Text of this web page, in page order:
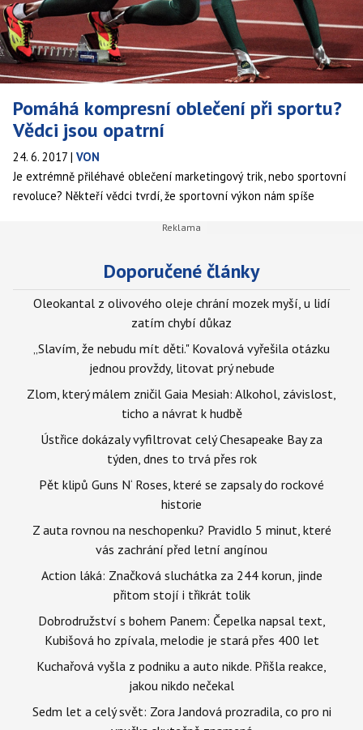
Pomáhá kompresní oblečení při sportu?
Vědci jsou opatrní
24. 6. 2017 | VON
Je extrémně přiléhavé oblečení marketingový trik, nebo sportovní
revoluce? Někteří vědci tvrdí, že sportovní výkon nám spíše
regeneraci ale tyto technologie vliv údajně mají, píše britský deník
Doporučené články
Oleokantal z olivového oleje chrání mozek myší, u lidí
zatím chybí důkaz
„Slavím, že nebudu mít děti." Kovalová vyřešila otázku
jednou provždy, litovat prý nebude
Zlom, který málem zničil Gaia Mesiah: Alkohol, závislost,
ticho a návrat k hudbě
Ústřice dokázaly vyfiltrovat celý Chesapeake Bay za
týden, dnes to trvá přes rok
Pět klipů Guns N‘ Roses, které se zapsaly do rockové
historie
Z auta rovnou na neschopenku? Pravidlo 5 minut, které
vás zachrání před letní angínou
Action láká: Značková sluchátka za 244 korun, jinde
přitom stojí i třikrát tolik
Dobrodružství s bohem Panem: Čepelka napsal text,
Kubišová ho zpívala, melodie je stará přes 400 let
Kuchařová vyšla z podniku a auto nikde. Přišla reakce,
jakou nikdo nečekal
Sedm let a celý svět: Zora Jandová prozradila, co pro ni